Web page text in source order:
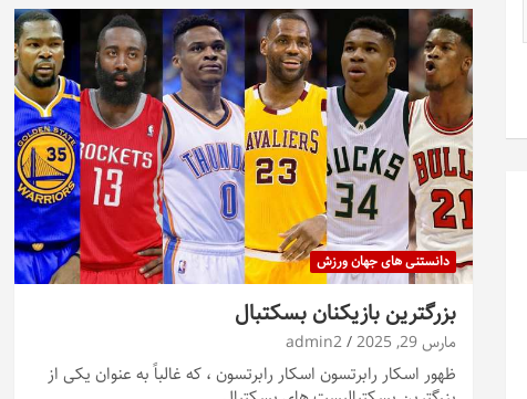
دانستنی های جهان ورزش
بزرگترین بازیکنان بسکتبال
مارس 29, 2025 admin2
ظهور اسکار رابرتسون اسکار رابرتسون ، که غالباً به عنوان یکی از